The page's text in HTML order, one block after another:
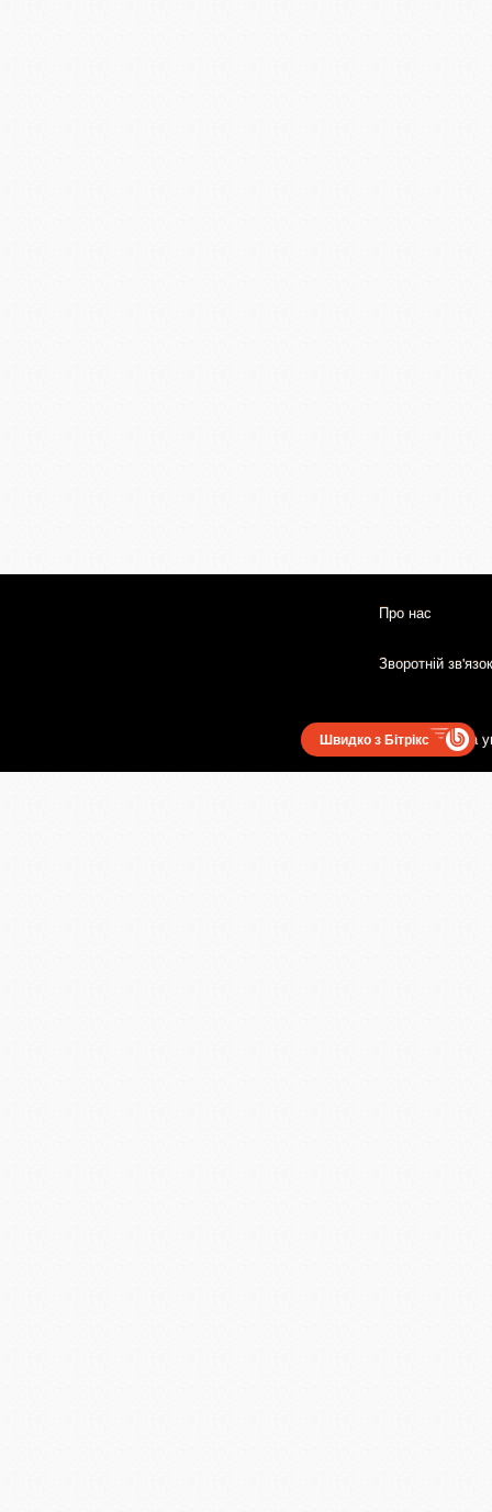
Про нас
Зворотній зв'язок
Користувацька
Швидко з Бітрікс